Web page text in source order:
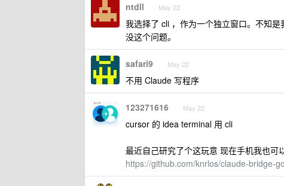
ntdll May 22
我选择了 cli ，作为一个独立窗口。不知
没这个问题。
safari9 May 22
不用 Claude 写程序
123271616 May 22
cursor 的 idea terminal 用 cli
最近自己研究了个这玩意 现在手机我也可
https://github.com/knrlos/claude-bridge-go